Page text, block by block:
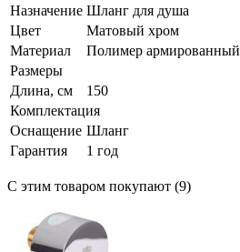
Назначение Шланг для душа
Цвет
Матовый хром
Материал
Полимер армированный
Размеры
Длина, см
150
Комплектация
Оснащение Шланг
Гарантия
1 год
С этим товаром покупают (9)